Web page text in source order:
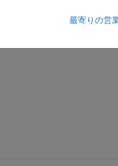
最寄りの営